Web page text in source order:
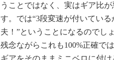
うことではなく、実はギア比
す。では“3段変速が付いている
夫！”ということになるのでし
残念ながらこれも100%正確で
ギアをそのままミニベロに付